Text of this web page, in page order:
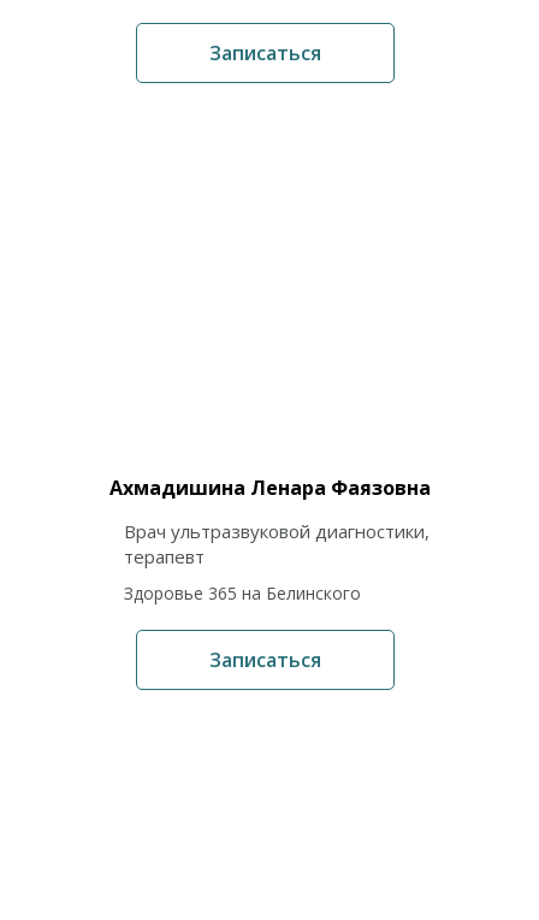
Записаться
Ахмадишина Ленара Фаязовна
Врач ультразвуковой диагностики,
терапевт
Здоровье 365 на Белинского
Записаться